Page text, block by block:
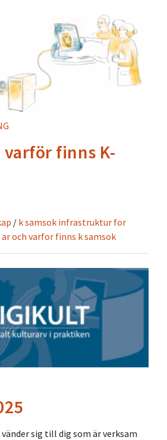
varför finns K-
/ k samsok infrastruktur for
ar och varfor finns k samsok
sig till dig som är verksam